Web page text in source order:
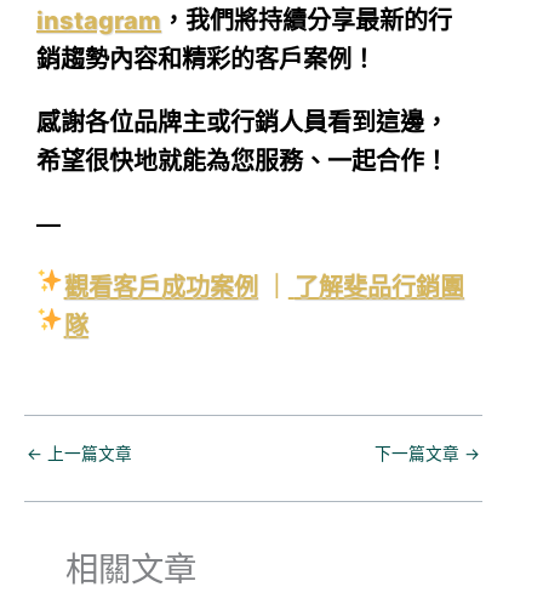
instagram ，我們將持續分享最新的行
銷趨勢內容和精彩的客戶案例！
感謝各位品牌主或行銷人員看到這邊，
希望很快地就能為您服務、一起合作！
—
觀看客戶成功案例
了解斐品行銷團
隊
← 上一篇文章 下一篇文章 →
相關文章